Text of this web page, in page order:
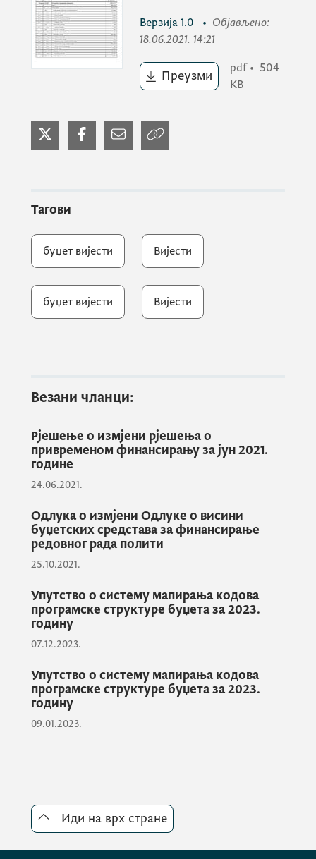
Верзија 1.0 • Објављено:
18.06.2021. 14:21
Преузми
pdf • 504
KB
Тагови
буџет вијести Вијести
буџет вијести Вијести
Везани чланци:
Рјешење о измјени рјешења о
привременом финансирању за јун 2021.
године
24.06.2021.
Одлука о измјени Одлуке о висини
буџетских средстава за финансирање
редовног рада полити
25.10.2021.
Упутство о систему мапирања кодова
програмске структуре буџета за 2023.
годину
07.12.2023.
Упутство о систему мапирања кодова
програмске структуре буџета за 2023.
годину
09.01.2023.
Иди на врх стране